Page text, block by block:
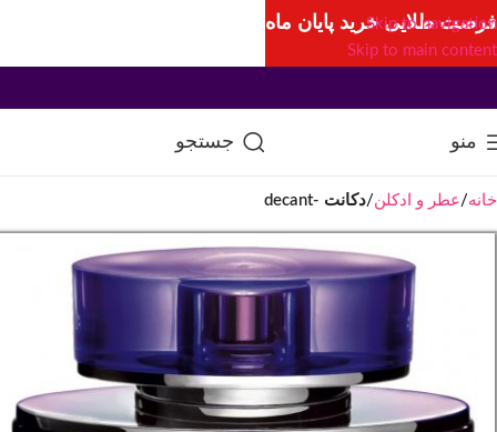
Skip to navigation
Skip to main content
منو جستجو
خانه عطر و ادکلن دکانت -decant
فرصت طلایی خرید پایان ماه